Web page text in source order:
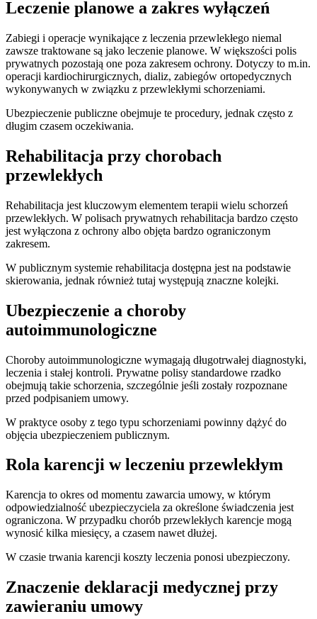
Leczenie planowe a zakres wyłączeń
Zabiegi i operacje wynikające z leczenia przewlekłego niemal
zawsze traktowane są jako leczenie planowe. W większości polis
prywatnych pozostają one poza zakresem ochrony. Dotyczy to m.in.
operacji kardiochirurgicznych, dializ, zabiegów ortopedycznych
wykonywanych w związku z przewlekłymi schorzeniami.
Ubezpieczenie publiczne obejmuje te procedury, jednak często z
długim czasem oczekiwania.
Rehabilitacja przy chorobach
przewlekłych
Rehabilitacja jest kluczowym elementem terapii wielu schorzeń
przewlekłych. W polisach prywatnych rehabilitacja bardzo często
jest wyłączona z ochrony albo objęta bardzo ograniczonym
zakresem.
W publicznym systemie rehabilitacja dostępna jest na podstawie
skierowania, jednak również tutaj występują znaczne kolejki.
Ubezpieczenie a choroby
autoimmunologiczne
Choroby autoimmunologiczne wymagają długotrwałej diagnostyki,
leczenia i stałej kontroli. Prywatne polisy standardowe rzadko
obejmują takie schorzenia, szczególnie jeśli zostały rozpoznane
przed podpisaniem umowy.
W praktyce osoby z tego typu schorzeniami powinny dążyć do
objęcia ubezpieczeniem publicznym.
Rola karencji w leczeniu przewlekłym
Karencja to okres od momentu zawarcia umowy, w którym
odpowiedzialność ubezpieczyciela za określone świadczenia jest
ograniczona. W przypadku chorób przewlekłych karencje mogą
wynosić kilka miesięcy, a czasem nawet dłużej.
W czasie trwania karencji koszty leczenia ponosi ubezpieczony.
Znaczenie deklaracji medycznej przy
zawieraniu umowy